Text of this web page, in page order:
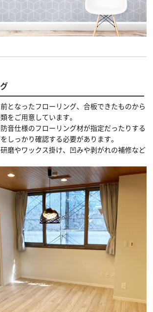
となったフローリング、合板できたものから
をご用意しています。
音仕様のフローリング材が指定だったりする
しっかり確認する必要があります。
磨やワックス掛け、凹みや剥がれの補修など